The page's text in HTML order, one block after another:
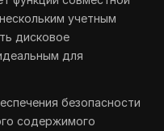
учетным
дисковое
для
безопасности
содержимого